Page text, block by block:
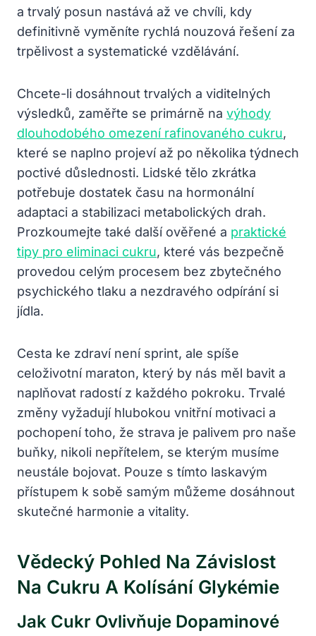
a trvalý posun nastává až ve chvíli, kdy
definitivně vyměníte rychlá nouzová řešení za
trpělivost a systematické vzdělávání.
Chcete-li dosáhnout trvalých a viditelných
výsledků, zaměřte se primárně na výhody
dlouhodobého omezení rafinovaného cukru,
které se naplno projeví až po několika týdnech
poctivé důslednosti. Lidské tělo zkrátka
potřebuje dostatek času na hormonální
adaptaci a stabilizaci metabolických drah.
Prozkoumejte také další ověřené a praktické
tipy pro eliminaci cukru, které vás bezpečně
provedou celým procesem bez zbytečného
psychického tlaku a nezdravého odpírání si
jídla.
Cesta ke zdraví není sprint, ale spíše
celoživotní maraton, který by nás měl bavit a
naplňovat radostí z každého pokroku. Trvalé
změny vyžadují hlubokou vnitřní motivaci a
pochopení toho, že strava je palivem pro naše
buňky, nikoli nepřítelem, se kterým musíme
neustále bojovat. Pouze s tímto laskavým
přístupem k sobě samým můžeme dosáhnout
skutečné harmonie a vitality.
Vědecký Pohled Na Závislost
Na Cukru A Kolísání Glykémie
Jak Cukr Ovlivňuje Dopaminové